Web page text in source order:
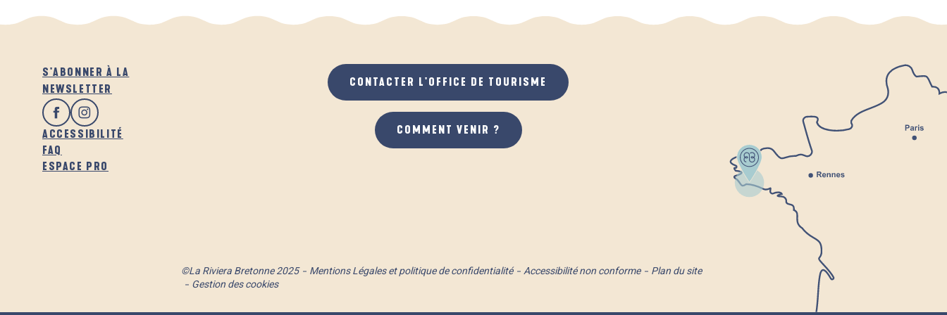
S'ABONNER À LA
NEWSLETTER
ACCESSIBILITÉ
FAQ
ESPACE PRO
CONTACTER L'OFFICE DE TOURISME
COMMENT VENIR ?
©La Riviera Bretonne 2025 Mentions Légales et politique de confidentialité Accessibilité non conforme
Plan du site
Gestion des cookies